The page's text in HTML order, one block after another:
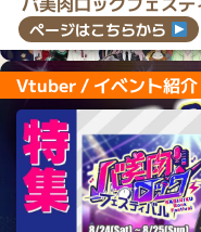
ページはこちらから
Vtuber / イベント紹介